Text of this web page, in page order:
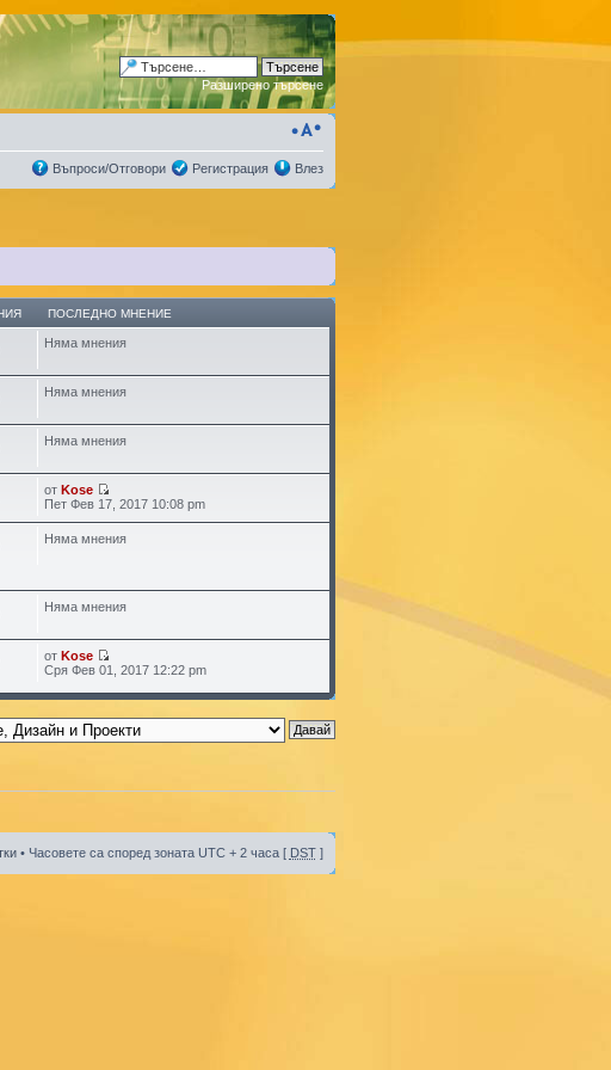
Разширено търсене
Въпроси/Отговори Регистрация Влез
ПОСЛЕДНО МНЕНИЕ
Няма мнения
Няма мнения
Няма мнения
отKose
Пет Фев 17, 2017 10:08 pm
Няма мнения
Няма мнения
отKose
Сря Фев 01, 2017 12:22 pm
• Часовете са според зоната UTC + 2 часа [ DST]